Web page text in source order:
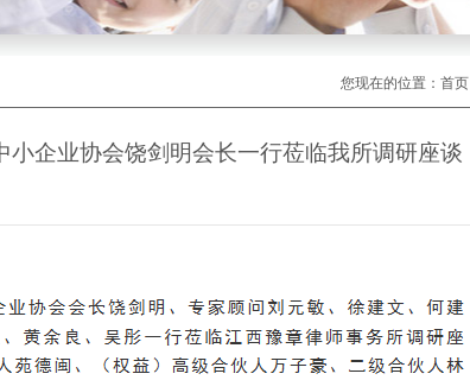
您现在的位置： 首页
小企业协会饶剑明会长一行莅临我所调研座谈